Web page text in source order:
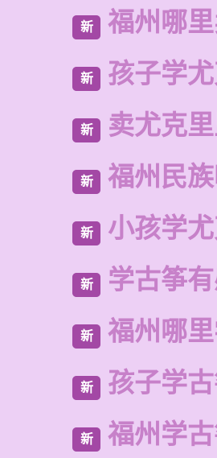
新 福州哪
新 孩子学
新 卖尤克
新 福州民
新 小孩学
新 学古筝
新 福州哪
新 孩子学
新 福州学